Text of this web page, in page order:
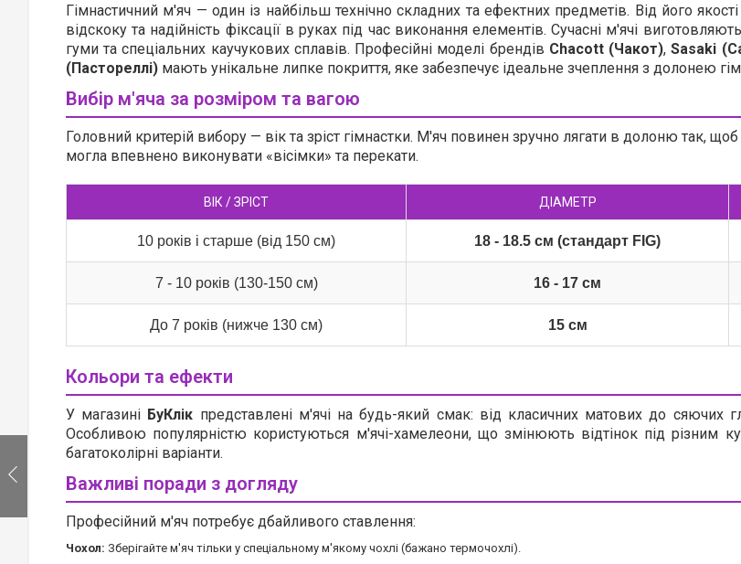
Гімнастичний м'яч — один із найбільш технічно складних та ефектних предметів. Від його
відскоку та надійність фіксації в руках під час виконання елементів. Сучасні м'ячі
гуми та спеціальних каучукових сплавів. Професійні моделі брендів Chacott (Чакот),Sasaki
(Пастореллі) мають унікальне липке покриття, яке забезпечує ідеальне зчеплення з долонею
Вибір м'яча за розміром та вагою
Головний критерій вибору — вік та зріст гімнастки. М'яч повинен зручно лягати в долоню так,
могла впевнено виконувати «вісімки» та перекати.
ВІК / ЗРІСТ ДІАМЕТР
10 років і старше (від 150 см) 18 - 18.5 см (стандарт FIG)
7 - 10 років (130-150 см) 16 - 17 см
До 7 років (нижче 130 см) 15 см
Кольори та ефекти
У магазині БуКлік представлені м'ячі на будь-який смак: від класичних матових до сяючих
Особливою популярністю користуються м'ячі-хамелеони, що змінюють відтінок під різним
багатоколірні варіанти.
Важливі поради з догляду
Професійний м'яч потребує дбайливого ставлення:
Чохол: Зберігайте м'яч тільки у спеціальному м'якому чохлі (бажано термочохлі).